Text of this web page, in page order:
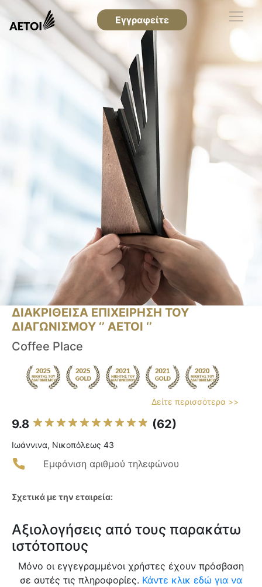
Εγγραφείτε
ΔΙΑΚΡΙΘΕΙΣΑ ΕΠΙΧΕΙΡΗΣΗ ΤΟΥ
ΔΙΑΓΩΝΙΣΜΟΥ ‘’ ΑΕΤΟΙ ‘’
Coffee Place
Δείτε περισσότερα >>
9.8 (62)
Ιωάννινα, Νικοπόλεως 43
Εμφάνιση αριθμού τηλεφώνου
Σχετικά με την εταιρεία:
Αξιολογήσεις από τους παρακάτω
ιστότοπους
Μόνο οι εγγεγραμμένοι χρήστες έχουν πρόσβαση
σε αυτές τις πληροφορίες. Κάντε κλικ εδώ για να